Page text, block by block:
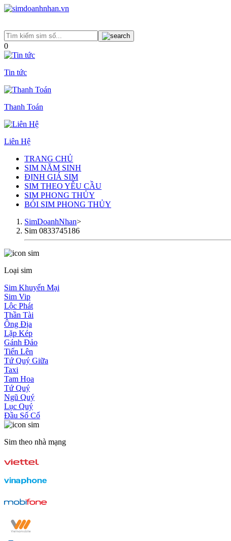
0
Tin tức
Thanh Toán
Liên Hệ
TRANG CHỦ
SIM NĂM SINH
ĐỊNH GIÁ SIM
SIM THEO YÊU CẦU
SIM PHONG THỦY
BÓI SIM PHONG THỦY
SimDoanhNhan>
Sim 0833745186
Loại sim
Sim Khuyến Mại
Sim Vip
Lộc Phát
Thần Tài
Ông Địa
Lặp Kép
Gánh Đảo
Tiến Lên
Tứ Quý Giữa
Taxi
Tam Hoa
Tứ Quý
Ngũ Quý
Lục Quý
Đầu Số Cổ
Sim theo nhà mạng